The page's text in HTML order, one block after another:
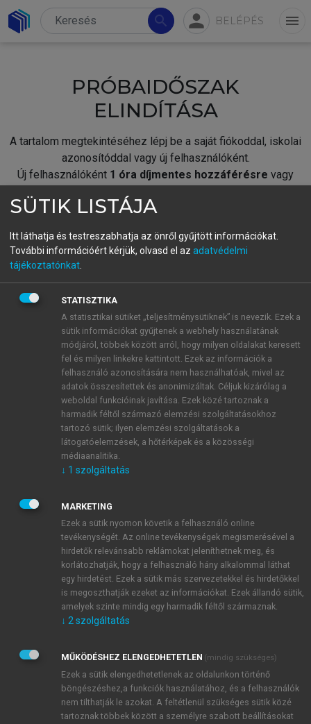
search person BELÉPÉS menu
PRÓBAIDŐSZAK
ELINDÍTÁSA
A tartalom megtekintéséhez lépj be a saját fiókoddal, iskolai
azonosítóddal vagy új felhasználóként.
Új felhasználóként 1 óra díjmentes hozzáférésre vagy
fiókoddal,vagy hozz létre új fiókot.
A regisztráció után apróbaidőszakautomatikusan
BELÉPÉS SAJÁT FIÓKKAL
ÚJ FIÓK LÉTREHOZÁSA
1 óra díjmentes hozzáférés
E-MAIL-CÍM
JELSZÓ
JELSZÓ ÚJRA
Kérek értesítést a MeRSZ újdonságairól, akcióiról.
Kérek értesítést az Akadémiai Kiadó Zrt. újdonságairól,
Adatkezelési tájékoztatóbanfoglaltakat tudomásul
veszem és elfogadom.
Általános vásárlási feltételeket, valamint a szotar.netés a
mersz.huoldalak licencszerződéseiben foglaltakat
tudomásul veszem és elfogadom.
SÜTIK LISTÁJA
Itt láthatja és testreszabhatja az önről gyűjtött információkat.
További információért kérjük, olvasd el az adatvédelmi
tájékoztatónkat
STATISZTIKA
A statisztikai sütiket „teljesítménysütiknek” is nevezik. Ezek a
sütik információkat gyűjtenek a webhely használatának
módjáról, többek között arról, hogy milyen oldalakat keresett
fel és milyen linkekre kattintott. Ezek az információk a
felhasználó azonosítására nem használhatóak, mivel az
adatok összesítettek és anonimizáltak. Céljuk kizárólag a
weboldal funkcióinak javítása. Ezek közé tartoznak a
harmadik féltől származó elemzési szolgáltatásokhoz
tartozó sütik; ilyen elemzési szolgáltatások a
látogatóelemzések, a hőtérképek és a közösségi
médiaanalitika.
↓ 1 szolgáltatás
MARKETING
Ezek a sütik nyomon követik a felhasználó online
tevékenységét. Az online tevékenységek megismerésével a
hirdetők relevánsabb reklámokat jeleníthetnek meg, és
korlátozhatják, hogy a felhasználó hány alkalommal láthat
egy hirdetést. Ezek a sütik más szervezetekkel és hirdetőkkel
is megoszthatják ezeket az információkat. Ezek állandó sütik,
amelyek szinte mindig egy harmadik féltől származnak.
↓ 2 szolgáltatás
MŰKÖDÉSHEZ ELENGEDHETETLEN (mindig szükséges)
Ezek a sütik elengedhetetlenek az oldalunkon történő
böngészéshez,a funkciók használatához, és a felhasználók
nem tilthatják le azokat. A feltétlenül szükséges sütik közé
tartoznak többek között a személyre szabott beállításokat